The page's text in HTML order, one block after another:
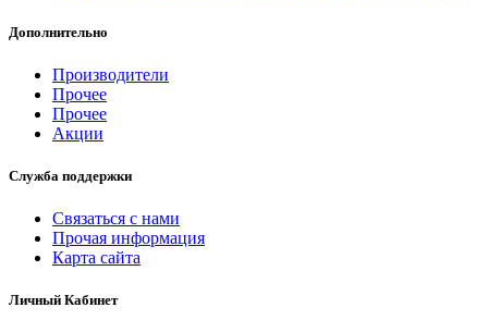
Дополнительно
Производители
Прочее
Прочее
Акции
Служба поддержки
Связаться с нами
Прочая информация
Карта сайта
Личный Кабинет